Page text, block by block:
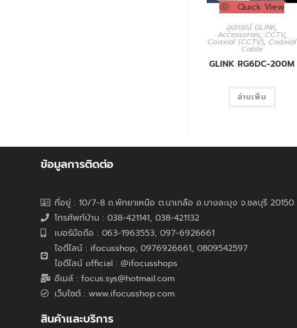
Quick View
อุปกรณ์ GLINK,
Accessories, CCTV,
Coaxial (CCTV), Coaxial
Cable
GLINK RG6DC-200M
อ่านเพิ่ม
ข้อมูลการติดต่อ
ที่อยู่ : 10/7-8 ถ.พัทยาเหนือ ต.นาเกลือ อ.บางละมุง จ.ชลบุรี 20150
โทรศัพท์บ้าน : 038-421141, 038-421132
เบอร์มือถือ : 063-1963553, 097-6926661
ไอดีไลน์ : ifocusshop, 0976926661, 0809542597
ไอดีไลน์ official : @ifocusshops
อีเมล์ : focus.sys@hotmail.com
เว็บไซต์ : www.ifocusshop.com
สินค้าและบริการ